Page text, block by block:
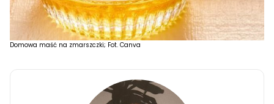
Domowa maść na zmarszczki; Fot. Canva